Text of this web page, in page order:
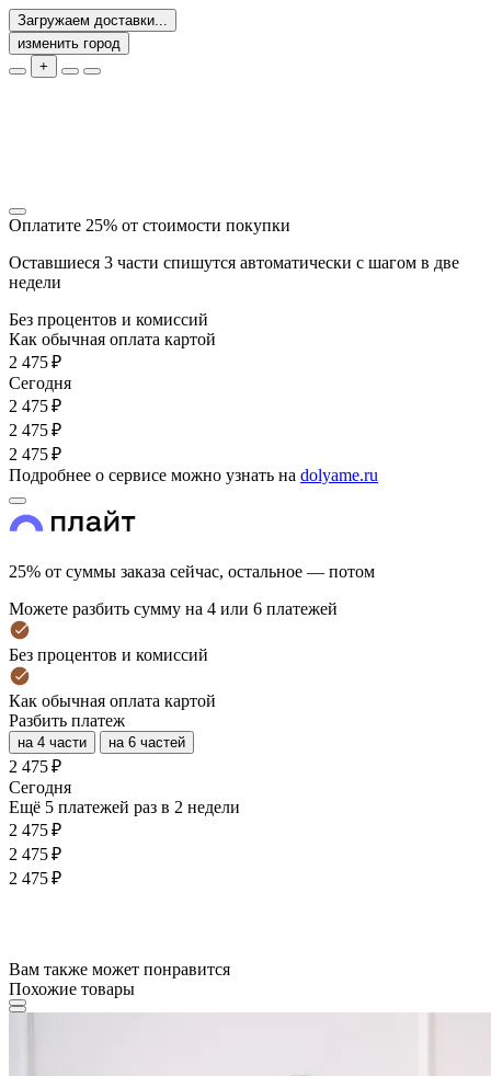
Загружаем доставки...
изменить город
+
Оплатите 25% от стоимости покупки
Оставшиеся 3 части спишутся автоматически с шагом в две
недели
Без процентов и комиссий
Как обычная оплата картой
2 475 ₽
Cегодня
2 475 ₽
2 475 ₽
2 475 ₽
Подробнее о сервисе можно узнать на dolyame.ru
25% от суммы заказа сейчас, остальное — потом
Можете разбить сумму на 4 или 6 платежей
Без процентов и комиссий
Как обычная оплата картой
Разбить платеж
на 4 части на 6 частей
2 475 ₽
Cегодня
Ещё 5 платежей раз в 2 недели
2 475 ₽
2 475 ₽
2 475 ₽
Вам также может понравится
Похожие товары